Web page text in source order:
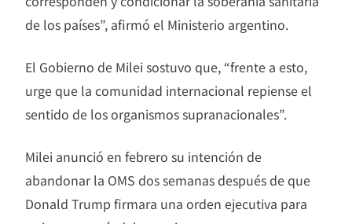
de los países”, afirmó el Ministerio argentino.
El Gobierno de Milei sostuvo que, “frente a esto,
urge que la comunidad internacional repiense el
sentido de los organismos supranacionales”.
Milei anunció en febrero su intención de
abandonar la OMS dos semanas después de que
Donald Trump firmara una orden ejecutiva para